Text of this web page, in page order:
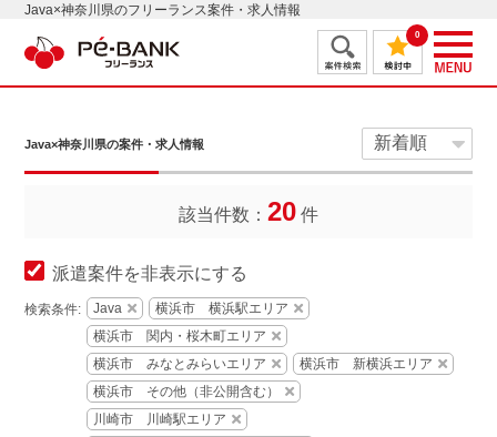
Java×神奈川県のフリーランス案件・求人情報
0
Java×神奈川県の案件・求人情報
該当件数： 20 件
派遣案件を非表示にする
検索条件: Java
横浜市 横浜駅エリア
横浜市 関内・桜木町エリア
横浜市 みなとみらいエリア
横浜市 新横浜エリア
横浜市 その他（非公開含む）
川崎市 川崎駅エリア